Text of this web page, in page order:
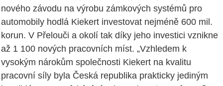
nového závodu na výrobu zámkových systémů pro
automobily hodlá Kiekert investovat nejméně 600 mil.
korun. V Přelouči a okolí tak díky jeho investici vznikne
až 1 100 nových pracovních míst. „Vzhledem k
vysokým nárokům společnosti Kiekert na kvalitu
pracovní síly byla Česká republika prakticky jediným